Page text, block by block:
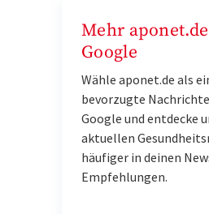
Mehr
Google
Wähle aponet.de als
bevorzugte
Google und entdecke
aktuellen
häufiger in deinen
Empfehlungen.